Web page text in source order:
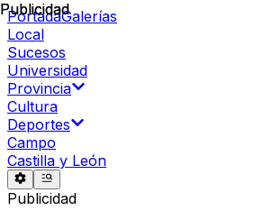
PortadaGalerías
Local
Sucesos
Universidad
Provincia
Cultura
Deportes
Campo
Castilla y León
Publicidad
Publicidad
Publicidad